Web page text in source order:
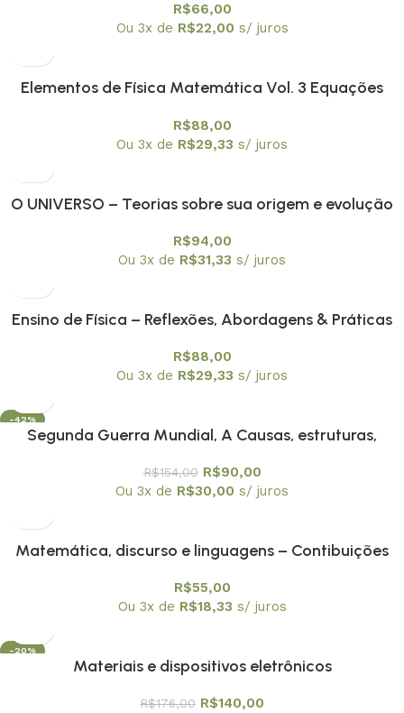
R$66,00
Ou 3x de R$22,00 s/ juros
Elementos de Física Matemática Vol. 3 Equações
R$88,00
Ou 3x de R$29,33 s/ juros
O UNIVERSO – Teorias sobre sua origem e evolução
R$94,00
Ou 3x de R$31,33 s/ juros
Ensino de Física – Reflexões, Abordagens & Práticas
R$88,00
Ou 3x de R$29,33 s/ juros
-42%
Segunda Guerra Mundial, A Causas, estruturas,
R$154,00 R$90,00
Ou 3x de R$30,00 s/ juros
Matemática, discurso e linguagens – Contibuições
R$55,00
Ou 3x de R$18,33 s/ juros
-20%
Materiais e dispositivos eletrônicos
R$176,00 R$140,00